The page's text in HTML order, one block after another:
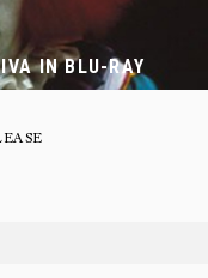
IN BLU-RAY